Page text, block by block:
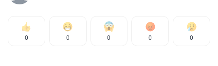
0 0 0 0 0